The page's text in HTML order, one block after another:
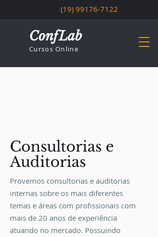
(19) 99176-7122
ConfLab
Cursos Online
Consultorias e
Auditorias
Provemos consultorias e auditorias
internas sobre os mais diferentes
temas e áreas com profissionais com
mais de 20 anos de experiência
atuando no mercado. Possuindo